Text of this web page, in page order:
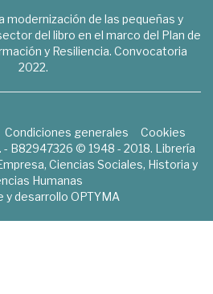
modernización de las pequeñas y
del libro en el marco del Plan de
y Resiliencia. Convocatoria
2022.
Condiciones generales
Cookies
- B82947326 © 1948 - 2018. Librería
Ciencias Sociales, Historia y
Humanas
y desarrollo OPTYMA